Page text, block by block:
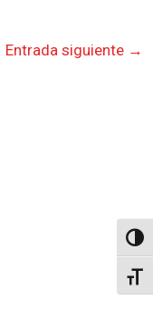
Entrada siguiente →